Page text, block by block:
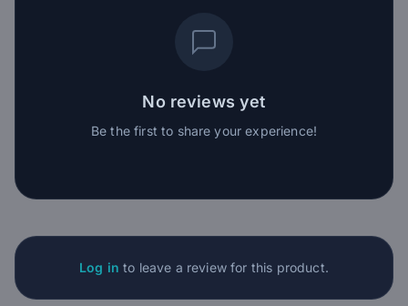
No reviews yet
Be the first to share your experience!
Log in to leave a review for this product.